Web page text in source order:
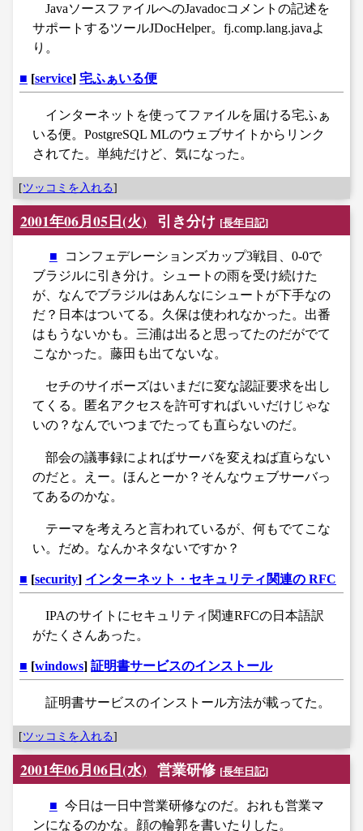
JavaソースファイルへのJavadocコメントの記述を
サポートするツールJDocHelper。fj.comp.lang.javaよ
り。
■ [service] 宅ふぁいる便
インターネットを使ってファイルを届ける宅ふぁ
いる便。PostgreSQL MLのウェブサイトからリンク
されてた。単純だけど、気になった。
[ツッコミを入れる]
2001年06月05日(火) 引き分け [長年日記]
■
コンフェデレーションズカップ3戦目、0-0で
ブラジルに引き分け。シュートの雨を受け続けた
が、なんでブラジルはあんなにシュートが下手なの
だ？日本はついてる。久保は使われなかった。出番
はもうないかも。三浦は出ると思ってたのだがでて
こなかった。藤田も出てないな。
セチのサイボーズはいまだに変な認証要求を出し
てくる。匿名アクセスを許可すればいいだけじゃな
いの？なんでいつまでたっても直らないのだ。
部会の議事録によればサーバを変えねば直らない
のだと。えー。ほんとーか？そんなウェブサーバっ
てあるのかな。
テーマを考えろと言われているが、何もでてこな
い。だめ。なんかネタないですか？
■ [security] インターネット・セキュリティ関連の RFC
IPAのサイトにセキュリティ関連RFCの日本語訳
がたくさんあった。
■ [windows] 証明書サービスのインストール
証明書サービスのインストール方法が載ってた。
[ツッコミを入れる]
2001年06月06日(水) 営業研修 [長年日記]
■ 今日は一日中営業研修なのだ。おれも営業マ
ンになるのかな。顔の輪郭を書いたりした。